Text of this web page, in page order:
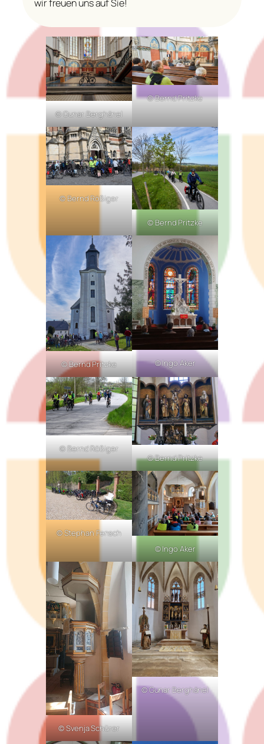
wir freuen uns auf Sie!
© Gunar Berghänel
© Bernd Pritzke
© Bernd Rößiger
© Bernd Pritzke
© Bernd Pritzke © Ingo Aker
© Bernd Rößiger
© Bernd Pritzke
© Stephan Fensch
© Ingo Aker
© Svenja Schürer
© Gunar Berghänel